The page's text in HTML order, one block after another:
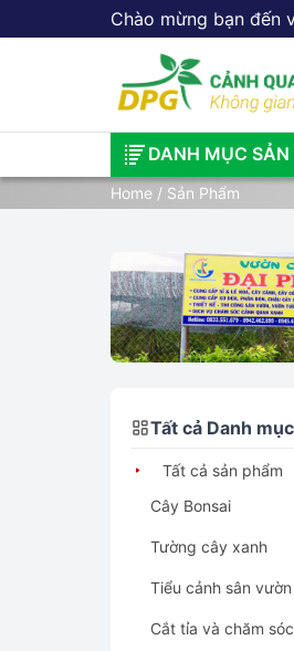
Chào mừng bạn đến
DANH MỤC
Home / Sản Phẩm
Tất cả Danh mục
Tất cả sản phẩm
Cây Bonsai
Tường cây xanh
Tiểu cảnh sân vườn
Cắt tỉa và chăm